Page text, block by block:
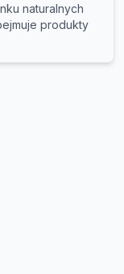
naturalnych
produkty